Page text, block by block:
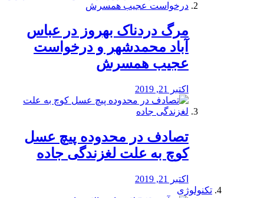
مرگ دردناک بهروز در عباس
آباد محمدشهر و درخواست
عجیب همسرش
اکتبر 21, 2019
تصادف در محدوده پیچ عسل
کوچ به علت لغزندگی جاده
اکتبر 21, 2019
تکنولوژی